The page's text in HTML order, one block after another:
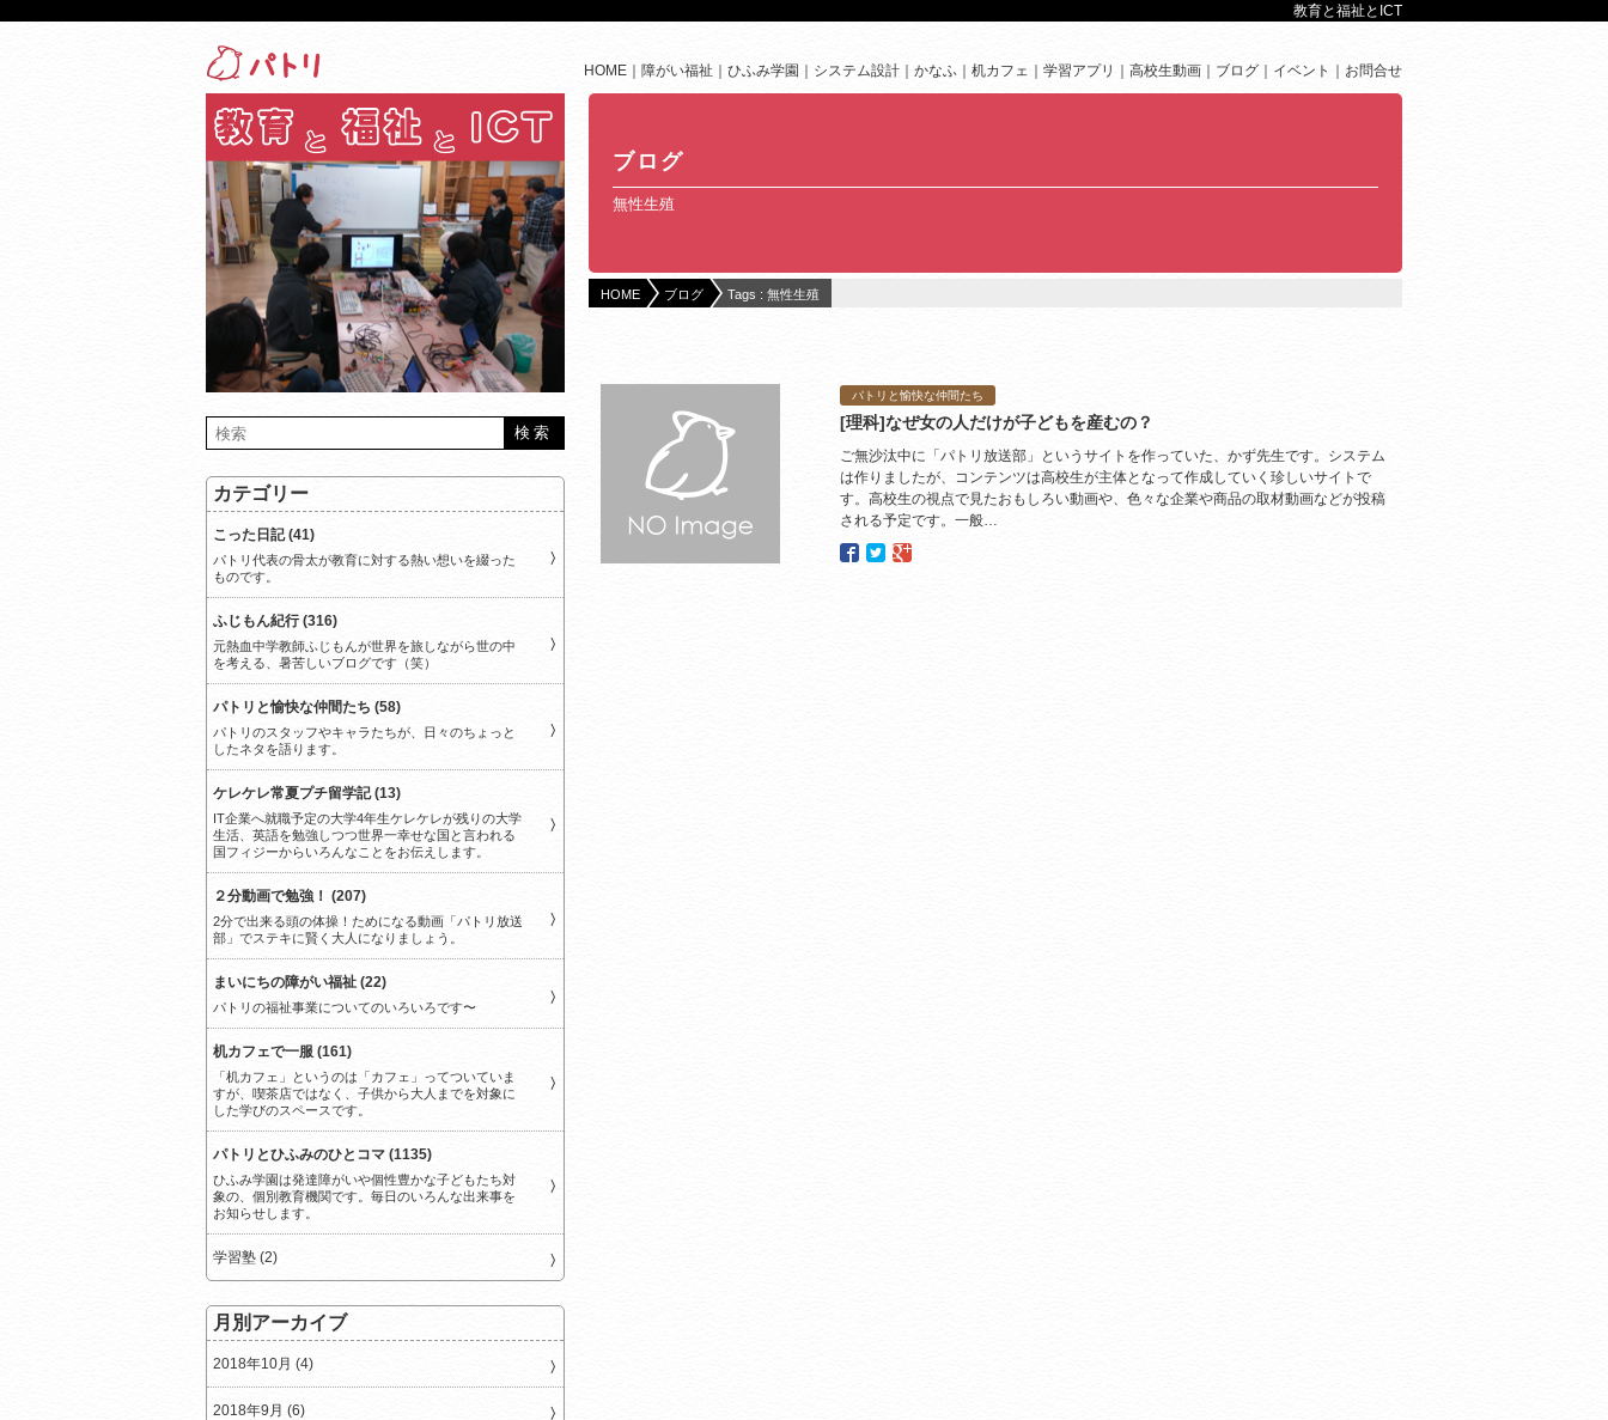
教育と福祉とICT
HOME 障がい福祉 ひふみ学園 システム設計 かなふ 机カフェ 学習アプリ 高校生動画 ブログ イベント お問合せ
ブログ
無性生殖
HOME ブログ Tags : 無性生殖
パトリと愉快な仲間たち
[理科]なぜ女の人だけが子どもを産むの？
ご無沙汰中に「パトリ放送部」というサイトを作っていた、かず先生です。システム
は作りましたが、コンテンツは高校生が主体となって作成していく珍しいサイトで
す。高校生の視点で見たおもしろい動画や、色々な企業や商品の取材動画などが投稿
される予定です。一般…
カテゴリー
こった日記 (41)
パトリ代表の骨太が教育に対する熱い想いを綴った
ものです。
ふじもん紀行 (316)
元熱血中学教師ふじもんが世界を旅しながら世の中
を考える、暑苦しいブログです（笑）
パトリと愉快な仲間たち (58)
パトリのスタッフやキャラたちが、日々のちょっと
したネタを語ります。
ケレケレ常夏プチ留学記 (13)
IT企業へ就職予定の大学4年生ケレケレが残りの大学
生活、英語を勉強しつつ世界一幸せな国と言われる
国フィジーからいろんなことをお伝えします。
２分動画で勉強！ (207)
2分で出来る頭の体操！ためになる動画「パトリ放送
部」でステキに賢く大人になりましょう。
まいにちの障がい福祉 (22)
パトリの福祉事業についてのいろいろです〜
机カフェで一服 (161)
「机カフェ」というのは「カフェ」ってついていま
すが、喫茶店ではなく、子供から大人までを対象に
した学びのスペースです。
パトリとひふみのひとコマ (1135)
ひふみ学園は発達障がいや個性豊かな子どもたち対
象の、個別教育機関です。毎日のいろんな出来事を
お知らせします。
学習塾 (2)
月別アーカイブ
2018年10月 (4)
2018年9月 (6)